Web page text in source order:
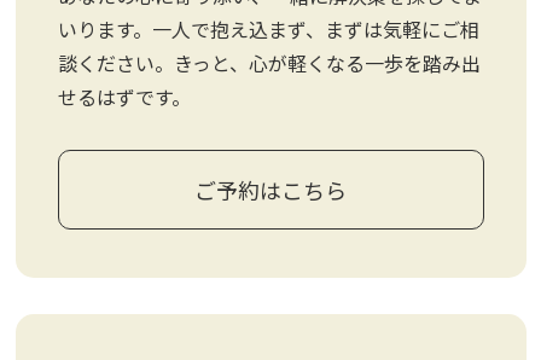
いります。一人で抱え込まず、まずは気軽にご相
談ください。きっと、心が軽くなる一歩を踏み出
せるはずです。
ご予約はこちら